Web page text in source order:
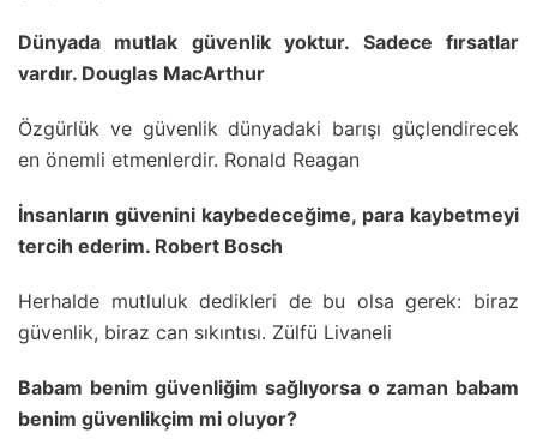
Dünyada mutlak güvenlik yoktur. Sadece fırsatlar
vardır. Douglas MacArthur
Özgürlük ve güvenlik dünyadaki barışı güçlendirecek
en önemli etmenlerdir. Ronald Reagan
İnsanların güvenini kaybedeceğime, para kaybetmeyi
tercih ederim. Robert Bosch
Herhalde mutluluk dedikleri de bu olsa gerek: biraz
güvenlik, biraz can sıkıntısı. Zülfü Livaneli
Babam benim güvenliğim sağlıyorsa o zaman babam
benim güvenlikçim mi oluyor?